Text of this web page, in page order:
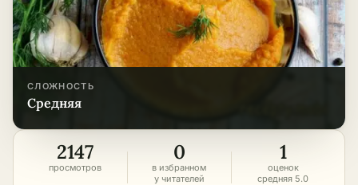
СЛОЖНОСТЬ
средняя
2147
просмотров
0
в избранном
у читателей
1
оценок
средняя 5.0